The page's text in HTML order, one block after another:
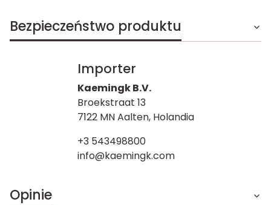
Bezpieczeństwo produktu
Importer
Kaemingk B.V.
Broekstraat 13
7122 MN Aalten, Holandia
+3 543498800
info@kaemingk.com
Opinie